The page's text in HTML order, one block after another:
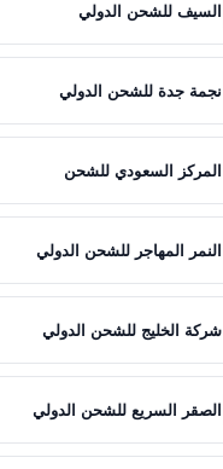
السيف للشحن الدولي
نجمة جدة للشحن الدولي
المركز السعودي للشحن
النمر المهاجر للشحن الدولي
شركة الخليج للشحن الدولي
الصقر السريع للشحن الدولي